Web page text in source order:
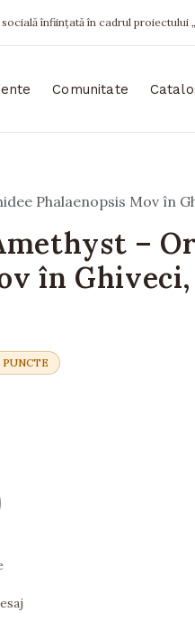
înființată în cadrul proiectului
Comunitate
Phalaenopsis Mov în
–
în
PUNCTE